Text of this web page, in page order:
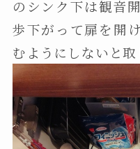
のシンク下は観音
歩下がって扉を開
むようにしないと取